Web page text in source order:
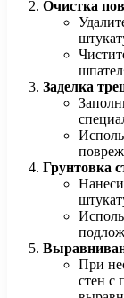
Очистка
Заделка
Грунтовка
При
стен с